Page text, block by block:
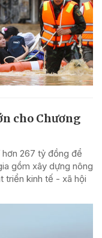
cho Chương
267 tỷ đồng để
gồm xây dựng nông
triển kinh tế - xã hội